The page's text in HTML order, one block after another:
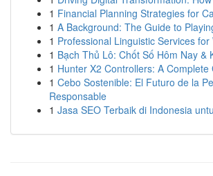
1 Financial Planning Strategies for
1 A Background: The Guide to
1 Professional Linguistic Services for
1 Bạch Thủ Lô: Chốt Số Hôm Nay &
1 Hunter X2 Controllers: A Complete
1 Cebo Sostenible: El Futuro de la
Responsable
1 Jasa SEO Terbaik di Indonesia